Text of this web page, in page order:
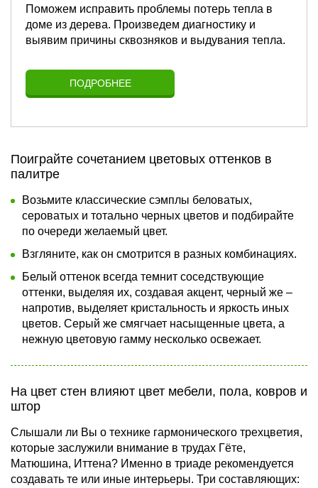
Поможем исправить проблемы потерь тепла в
доме из дерева. Произведем диагностику и
выявим причины сквозняков и выдувания тепла.
ПОДРОБНЕЕ
Поиграйте сочетанием цветовых оттенков в
палитре
Возьмите классические сэмплы беловатых,
сероватых и тотально черных цветов и подбирайте
по очереди желаемый цвет.
Взгляните, как он смотрится в разных комбинациях.
Белый оттенок всегда темнит соседствующие
оттенки, выделяя их, создавая акцент, черный же –
напротив, выделяет кристальность и яркость иных
цветов. Серый же смягчает насыщенные цвета, а
нежную цветовую гамму несколько освежает.
На цвет стен влияют цвет мебели, пола, ковров и
штор
Слышали ли Вы о технике гармонического трехцветия,
которые заслужили внимание в трудах Гёте,
Матюшина, Иттена? Именно в триаде рекомендуется
создавать те или иные интерьеры. Три составляющих: